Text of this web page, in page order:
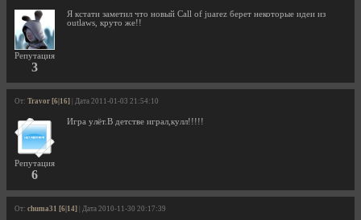
Репутация
3
Я кстати заметил что новый Call of juarez берет некоторые идеи из
outlaws, круто же!!
От: Travor [6|16] | Дата 2011-01-03 21:54:10
Репутация
6
Игра улёт.В детстве играл,кулл!!!!!
От: chuma31 [6|14] | Дата 2010-11-30 20:17:39